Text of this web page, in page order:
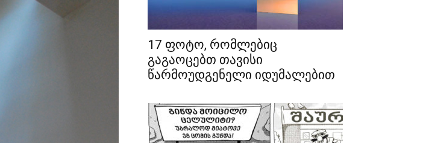
17 ფოტო, რომლებიც
გაგაოცებთ თავისი
წარმოუდგენელი იდუმალებით